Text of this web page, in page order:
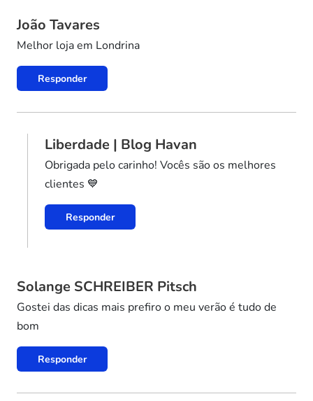
João Tavares
Melhor loja em Londrina
Responder
Liberdade | Blog Havan
Obrigada pelo carinho! Vocês são os melhores
clientes 💙
Responder
Solange SCHREIBER Pitsch
Gostei das dicas mais prefiro o meu verão é tudo de
bom
Responder